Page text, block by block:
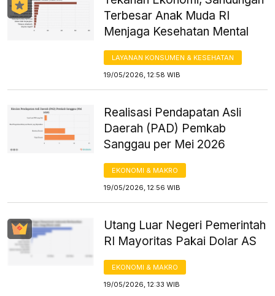
Terbesar Anak Muda RI
Menjaga Kesehatan Mental
LAYANAN KONSUMEN & KESEHATAN
19/05/2026, 12:58 WIB
Realisasi Pendapatan Asli
Daerah (PAD) Pemkab
Sanggau per Mei 2026
EKONOMI & MAKRO
19/05/2026, 12:56 WIB
Utang Luar Negeri Pemerintah
RI Mayoritas Pakai Dolar AS
EKONOMI & MAKRO
19/05/2026, 12:33 WIB